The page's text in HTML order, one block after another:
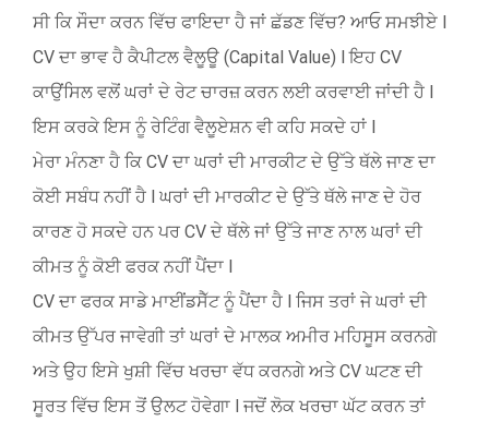
ਸੀ ਕਿ ਸੌਦਾ ਕਰਨ ਵਿੱਚ ਫਾਇਦਾ ਹੈ ਜਾਂ ਛੱਡਣ ਵਿੱਚ? ਆਓ ਸਮਝੀਏ l
CV ਦਾ ਭਾਵ ਹੈ ਕੈਪੀਟਲ ਵੈਲੂਊ (Capital Value) l ਇਹ CV
ਕਾਉਂਸਿਲ ਵਲੋਂ ਘਰਾਂ ਦੇ ਰੇਟ ਚਾਰਜ਼ ਕਰਨ ਲਈ ਕਰਵਾਈ ਜਾਂਦੀ ਹੈ l
ਇਸ ਕਰਕੇ ਇਸ ਨੂੰ ਰੇਟਿੰਗ ਵੈਲੂਏਸ਼ਨ ਵੀ ਕਹਿ ਸਕਦੇ ਹਾਂ l
ਮੇਰਾ ਮੰਨਣਾ ਹੈ ਕਿ CV ਦਾ ਘਰਾਂ ਦੀ ਮਾਰਕੀਟ ਦੇ ਉੱਤੇ ਥੱਲੇ ਜਾਣ ਦਾ
ਕੋਈ ਸਬੰਧ ਨਹੀਂ ਹੈ l ਘਰਾਂ ਦੀ ਮਾਰਕੀਟ ਦੇ ਉੱਤੇ ਥੱਲੇ ਜਾਣ ਦੇ ਹੋਰ
ਕਾਰਣ ਹੋ ਸਕਦੇ ਹਨ ਪਰ CV ਦੇ ਥੱਲੇ ਜਾਂ ਉੱਤੇ ਜਾਣ ਨਾਲ ਘਰਾਂ ਦੀ
ਕੀਮਤ ਨੂੰ ਕੋਈ ਫਰਕ ਨਹੀਂ ਪੈਂਦਾ l
CV ਦਾ ਫਰਕ ਸਾਡੇ ਮਾਈਂਡਸੈੱਟ ਨੂੰ ਪੈਂਦਾ ਹੈ l ਜਿਸ ਤਰਾਂ ਜੇ ਘਰਾਂ ਦੀ
ਕੀਮਤ ਉੱਪਰ ਜਾਵੇਗੀ ਤਾਂ ਘਰਾਂ ਦੇ ਮਾਲਕ ਅਮੀਰ ਮਹਿਸੂਸ ਕਰਨਗੇ
ਅਤੇ ਉਹ ਇਸੇ ਖੁਸ਼ੀ ਵਿੱਚ ਖਰਚਾ ਵੱਧ ਕਰਨਗੇ ਅਤੇ CV ਘਟਣ ਦੀ
ਸੂਰਤ ਵਿੱਚ ਇਸ ਤੋਂ ਉਲਟ ਹੋਵੇਗਾ l ਜਦੋਂ ਲੋਕ ਖਰਚਾ ਘੱਟ ਕਰਨ ਤਾਂ